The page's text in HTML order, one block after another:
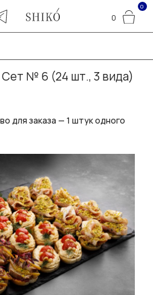
0
0
Сет № 6 (24 шт., 3 вида)
для заказа — 1 штук одного